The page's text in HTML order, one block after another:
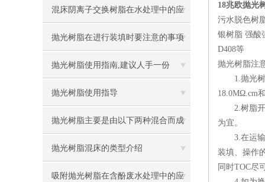
离子交换树脂是否需要更换
混床阴离子交换树脂在水处理中的应
用广泛
抛光树脂在进行装填时要注意的事项
抛光树脂使用指南,建议人手一份
抛光树脂使用指导
抛光树脂主要是由以下两种混合而成
的
抛光树脂混床的类型介绍
吸附抛光树脂在含酚废水处理中的应
18兆欧抛光
污水脱色树
银树脂 强酸
D408等
抛光树脂注
1.抛光树
18.0MΩ.cm
2.树脂开
为宜。
3.在运输
装填、操作
同时TOC尽